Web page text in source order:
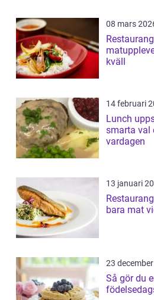
08 mars
kväll
14 februari
Lunch uppsala god
smarta val
vardagen
13 januari
bara mat
23
Så gör du